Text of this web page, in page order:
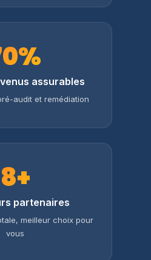
assurables
audit et remédiation
8+
partenaires
meilleur choix pour
vous